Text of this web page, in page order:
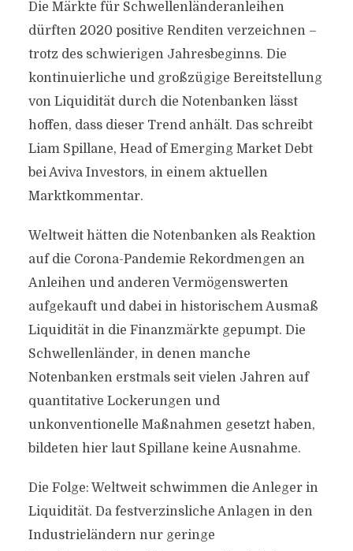
Die Märkte für Schwellenländeranleihen
dürften 2020 positive Renditen verzeichnen –
trotz des schwierigen Jahresbeginns. Die
kontinuierliche und großzügige Bereitstellung
von Liquidität durch die Notenbanken lässt
hoffen, dass dieser Trend anhält. Das schreibt
Liam Spillane, Head of Emerging Market Debt
bei Aviva Investors, in einem aktuellen
Marktkommentar.
Weltweit hätten die Notenbanken als Reaktion
auf die Corona-Pandemie Rekordmengen an
Anleihen und anderen Vermögenswerten
aufgekauft und dabei in historischem Ausmaß
Liquidität in die Finanzmärkte gepumpt. Die
Schwellenländer, in denen manche
Notenbanken erstmals seit vielen Jahren auf
quantitative Lockerungen und
unkonventionelle Maßnahmen gesetzt haben,
bildeten hier laut Spillane keine Ausnahme.
Die Folge: Weltweit schwimmen die Anleger in
Liquidität. Da festverzinsliche Anlagen in den
Industrieländern nur geringe